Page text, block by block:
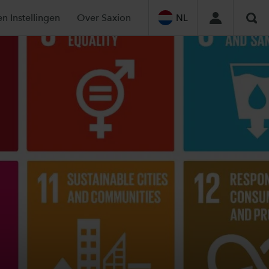
Instellingen Over Saxion NL